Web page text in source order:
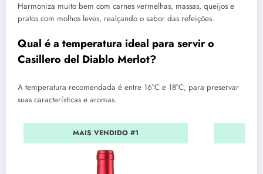
Harmoniza muito bem com carnes vermelhas, massas, queijos e
pratos com molhos leves, realçando o sabor das refeições.
Qual é a temperatura ideal para servir o
Casillero del Diablo Merlot?
A temperatura recomendada é entre 16°C e 18°C, para preservar
suas características e aromas.
MAIS VENDIDO #1